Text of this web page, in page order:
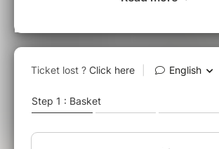
Valençay* adaptation du
Charles Perrault. L'histoire d'un
socialement. Grâce à son
ogresse afin d'acquérir son
maître devient le riche "Marquis
aux yeux du roi.